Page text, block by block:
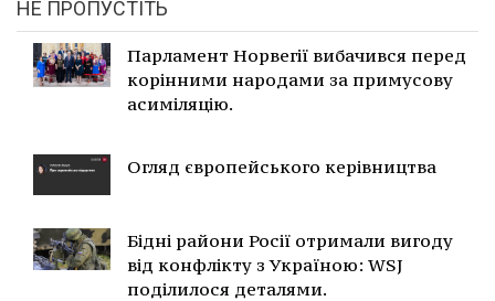
НЕ ПРОПУСТІТЬ
Парламент Норвегії вибачився перед
корінними народами за примусову
асиміляцію.
Огляд європейського керівництва
Бідні райони Росії отримали вигоду
від конфлікту з Україною: WSJ
поділилося деталями.